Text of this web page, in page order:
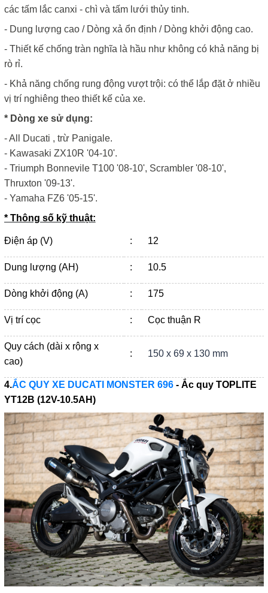
các tấm lắc canxi - chì và tấm lưới thủy tinh.
- Dung lượng cao / Dòng xả ổn định / Dòng khởi động cao.
- Thiết kế chống tràn nghĩa là hầu như không có khả năng bị
rò rỉ.
- Khả năng chống rung động vượt trội: có thể lắp đặt ở nhiều
vị trí nghiêng theo thiết kế của xe.
* Dòng xe sử dụng:
- All Ducati , trừ Panigale.
- Kawasaki ZX10R '04-10'.
- Triumph Bonnevile T100 '08-10', Scrambler '08-10',
Thruxton '09-13'.
- Yamaha FZ6 '05-15'.
* Thông số kỹ thuật:
Điện áp (V) : 12
Dung lượng (AH) : 10.5
Dòng khởi động (A) : 175
Vị trí cọc : Cọc thuận R
Quy cách (dài x rộng x
cao)
: 150 x 69 x 130 mm
4.ẮC QUY XE DUCATI MONSTER 696- Ắc quy TOPLITE
YT12B (12V-10.5AH)